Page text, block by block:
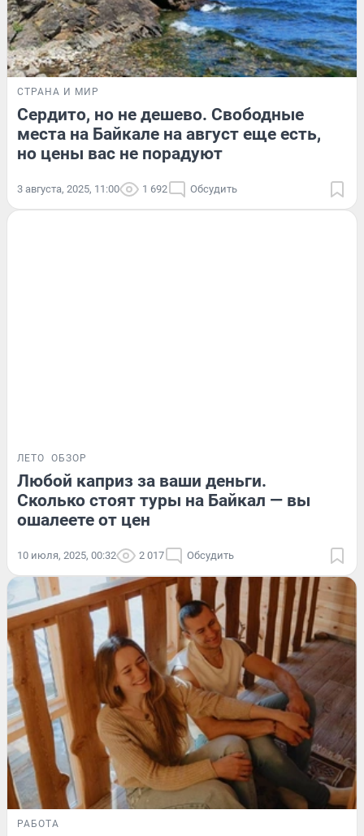
СТРАНА И МИР
Сердито, но не дешево. Свободные
места на Байкале на август еще есть,
но цены вас не порадуют
3 августа, 2025, 11:00 1 692 Обсудить
ЛЕТО ОБЗОР
Любой каприз за ваши деньги.
Сколько стоят туры на Байкал — вы
ошалеете от цен
10 июля, 2025, 00:32 2 017 Обсудить
РАБОТА